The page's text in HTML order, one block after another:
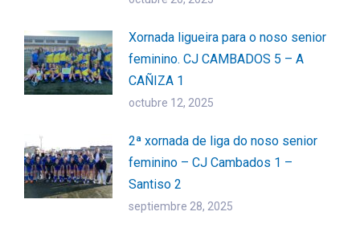
Xornada ligueira para o noso senior
feminino. CJ CAMBADOS 5 – A
CAÑIZA 1
octubre 12, 2025
2ª xornada de liga do noso senior
feminino – CJ Cambados 1 –
Santiso 2
septiembre 28, 2025